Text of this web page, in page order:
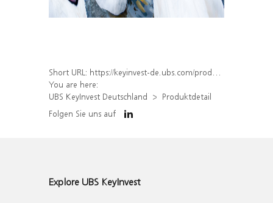
Short URL: https://keyinvest-de.ubs.com/produkt/detail/index/isin/DE000WA8WC92
You are here:
UBS KeyInvest Deutschland
Produktdetail
Folgen Sie uns auf
Explore UBS KeyInvest